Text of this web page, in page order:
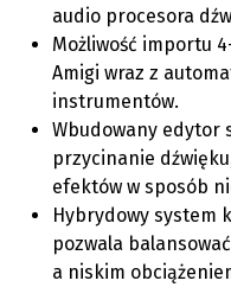
audio procesora
Możliwość importu
Amigi wraz z
instrumentów.
Wbudowany edytor
przycinanie
efektów w sposób
Hybrydowy system
pozwala
a niskim